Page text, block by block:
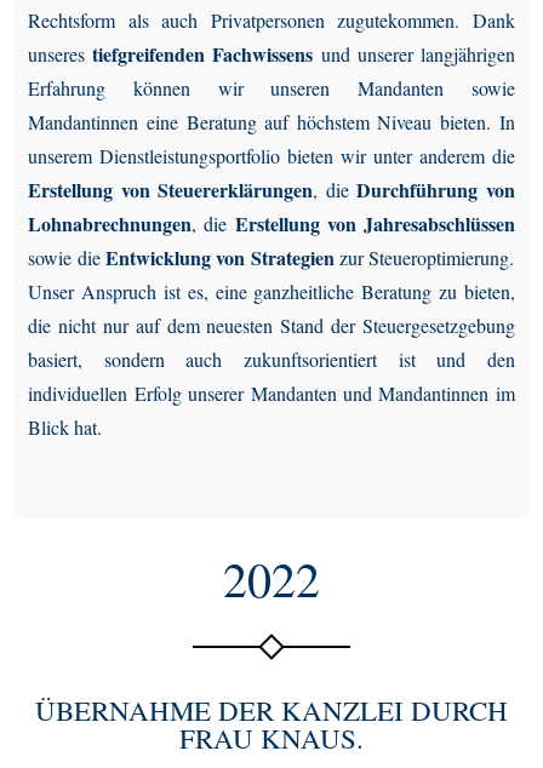
Rechtsform als auch Privatpersonen zugutekommen. Dank
unseres tiefgreifenden Fachwissens und unserer langjährigen
Erfahrung können wir unseren Mandanten sowie
Mandantinnen eine Beratung auf höchstem Niveau bieten. In
unserem Dienstleistungsportfolio bieten wir unter anderem die
Erstellung von Steuererklärungen, dieDurchführung von
Lohnabrechnungen, die Erstellung von Jahresabschlüssen
sowie dieEntwicklung von Strategien zur Steueroptimierung.
Unser Anspruch ist es, eine ganzheitliche Beratung zu bieten,
die nicht nur auf dem neuesten Stand der Steuergesetzgebung
basiert, sondern auch zukunftsorientiert ist und den
individuellen Erfolg unserer Mandanten und Mandantinnen im
Blick hat.
2022
ÜBERNAHME DER KANZLEI DURCH
FRAU KNAUS.